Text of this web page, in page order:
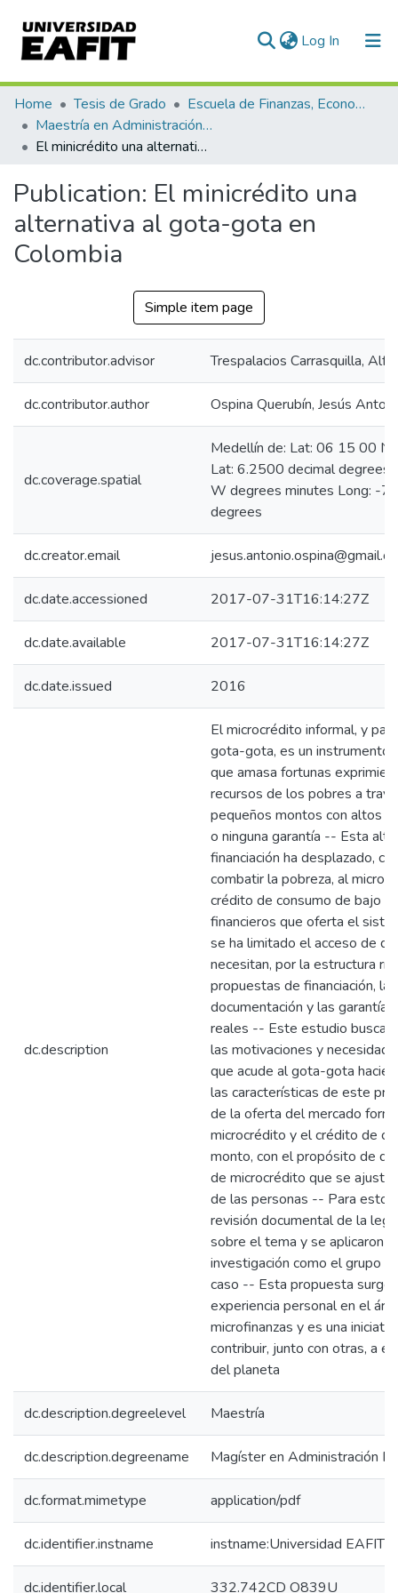
Log In (current)
Communities & Collections
All of DSpace
Home Tesis de Grado
Escuela de Finanzas, Economía y Gobierno
Maestría en Administración Financiera (tesis)
El minicrédito una alternativa al gota-gota en Colombia
Publication: El minicrédito una
alternativa al gota-gota en
Colombia
Simple item page
dc.contributor.advisor Trespalacios Carrasquilla,
dc.contributor.author Ospina Querubín, Jesús
dc.coverage.spatial
Medellín de: Lat: 06 15 00 N
Lat: 6.2500 decimal
W degrees minutes Long: -
degrees
dc.creator.email
dc.date.accessioned 2017-07-31T16:14:27Z
dc.date.available 2017-07-31T16:14:27Z
dc.date.issued 2016
dc.description
El microcrédito informal, y
gota-gota, es un instrumento
que amasa fortunas
recursos de los pobres a
pequeños montos con altos
o ninguna garantía -- Esta
financiación ha desplazado,
combatir la pobreza, al
crédito de consumo de bajo
financieros que oferta el
se ha limitado el acceso de
necesitan, por la estructura
propuestas de financiación, la
documentación y las
reales -- Este estudio busca
las motivaciones y
que acude al gota-gota
las características de este
de la oferta del mercado
microcrédito y el crédito de
monto, con el propósito de
de microcrédito que se ajuste
de las personas -- Para esto
revisión documental de la
sobre el tema y se aplicaron
investigación como el grupo
caso -- Esta propuesta surge
experiencia personal en el
microfinanzas y es una
contribuir, junto con otras, a
del planeta
dc.description.degreelevel Maestría
dc.description.degreename Magíster en Administración
dc.format.mimetype application/pdf
dc.identifier.instname instname:Universidad EAFIT
dc.identifier.local 332.742CD O839U